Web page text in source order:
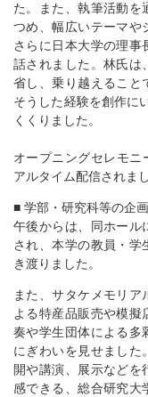
た。また、執筆活動を
つめ、幅広いテーマや
さらに日本大学の理事
話されました。林氏は
省し、乗り越えること
そうした経験を創作に
くくりました。
オープニングセレモニ
アルタイム配信されまし
■ 学部・研究科等の企画
午後からは、同ホール
され、本学の教員・学
き渡りました。
また、サタケメモリ
よる特産品販売や模
奏や学生団体による多
にぎわいを見せました
開や講演、展示など
感できる、総合研究大